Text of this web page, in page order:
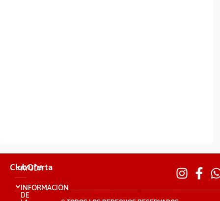
ClubOferta
AYUDA
INFORMACIÓN
DE